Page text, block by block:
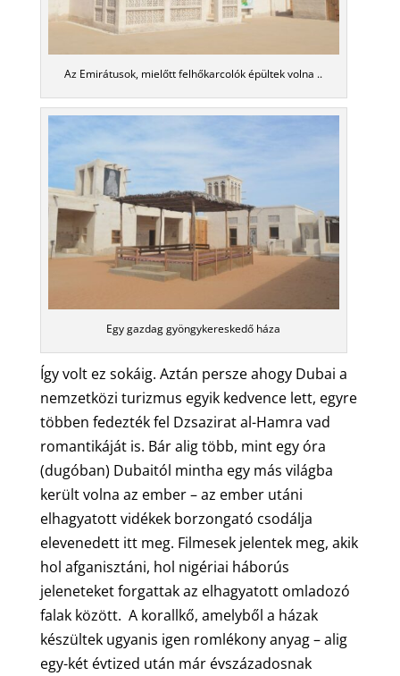
Az Emirátusok, mielőtt felhőkarcolók épültek volna ..
Egy gazdag gyöngykereskedő háza
Így volt ez sokáig. Aztán persze ahogy Dubai a
nemzetközi turizmus egyik kedvence lett, egyre
többen fedezték fel Dzsazirat al-Hamra vad
romantikáját is. Bár alig több, mint egy óra
(dugóban) Dubaitól mintha egy más világba
került volna az ember – az ember utáni
elhagyatott vidékek borzongató csodálja
elevenedett itt meg. Filmesek jelentek meg, akik
hol afganisztáni, hol nigériai háborús
jeleneteket forgattak az elhagyatott omladozó
falak között. A korallkő, amelyből a házak
készültek ugyanis igen romlékony anyag – alig
egy-két évtized után már évszázadosnak